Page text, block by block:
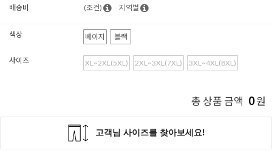
배송비
(조건) 지역별
색상 베이지 블랙
사이즈 XL~2XL(5XL) 2XL~3XL(7XL) 3XL~4XL(8XL)
총 상품 금액 0원